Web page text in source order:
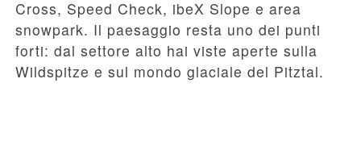
Cross, Speed Check, ibeX Slope e area
snowpark. Il paesaggio resta uno dei punti
forti: dal settore alto hai viste aperte sulla
Wildspitze e sul mondo glaciale del Pitztal.